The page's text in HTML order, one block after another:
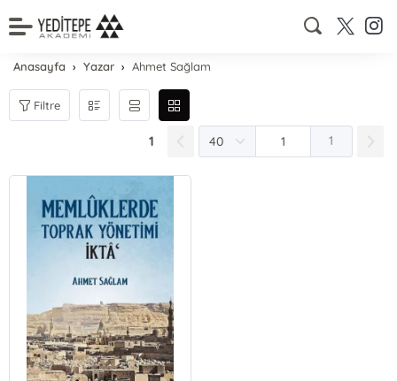
Anasayfa Yazar Ahmet Sağlam
Filtre
1 1